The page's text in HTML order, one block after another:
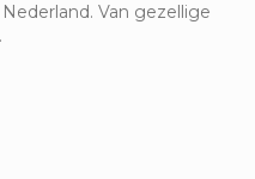
Van gezellige